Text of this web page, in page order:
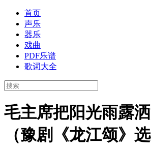
首页
声乐
器乐
戏曲
PDF乐谱
歌词大全
毛主席把阳光雨露
（豫剧《龙江颂》选